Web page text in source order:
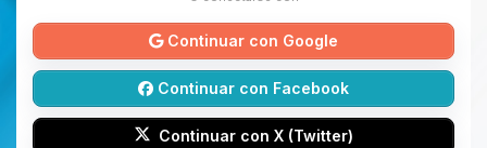
Continuar con Google
Continuar con Facebook
Continuar con X (Twitter)